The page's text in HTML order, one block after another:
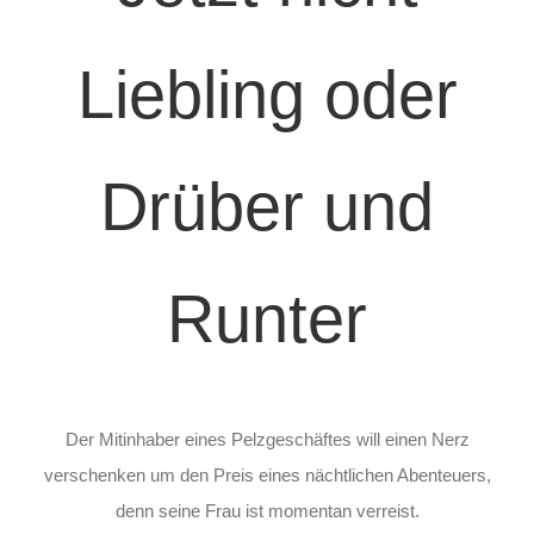
Liebling oder
Drüber und
Runter
Der Mitinhaber eines Pelzgeschäftes will einen Nerz
verschenken um den Preis eines nächtlichen Abenteuers,
denn seine Frau ist momentan verreist.